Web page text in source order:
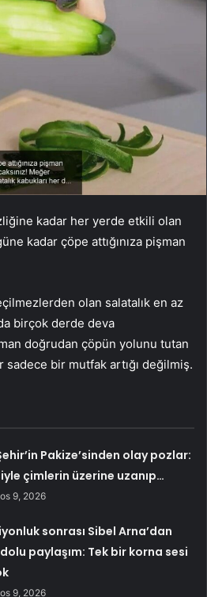
kadar her yerde etkili olan
kadar çöpe attığınıza pişman
olan salatalık en az
birçok derde deva
doğrudan çöpün yolunu tutan
sadece bir mutfak artığı değilmiş.
Pakize’sinden olay pozlar:
çimlerin üzerine uzanıp…
9, 2026
sonrası Sibel Arna’dan
paylaşım: Tek bir korna sesi
9, 2026